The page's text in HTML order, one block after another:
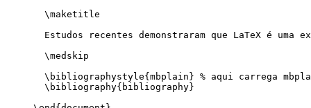
\maketitle
Estudos recentes demonstraram que LaTeX é
\medskip
\bibliographystyle{mbplain} % aqui carrega
\bibliography{bibliography}